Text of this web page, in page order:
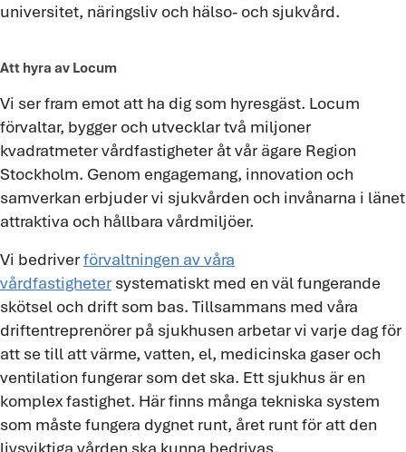
universitet, näringsliv och hälso- och sjukvård.
Att hyra av Locum
Vi ser fram emot att ha dig som hyresgäst. Locum
förvaltar, bygger och utvecklar två miljoner
kvadratmeter vårdfastigheter åt vår ägare Region
Stockholm. Genom engagemang, innovation och
samverkan erbjuder vi sjukvården och invånarna i länet
attraktiva och hållbara vårdmiljöer.
Vi bedriverförvaltningen av våra
vårdfastigheter systematiskt med en väl fungerande
skötsel och drift som bas. Tillsammans med våra
driftentreprenörer på sjukhusen arbetar vi varje dag för
att se till att värme, vatten, el, medicinska gaser och
ventilation fungerar som det ska. Ett sjukhus är en
komplex fastighet. Här finns många tekniska system
som måste fungera dygnet runt, året runt för att den